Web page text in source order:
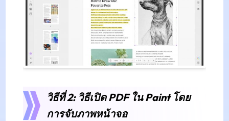
วิธีที่ 2: วิธีเปิด PDF ใน Paint โดย
การจับภาพหน้าจอ